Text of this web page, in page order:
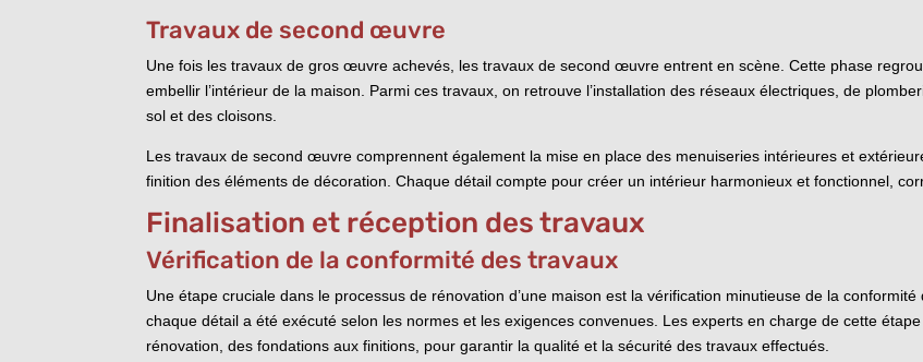
Travaux de second œuvre
Une fois les travaux de gros œuvre achevés, les travaux de second œuvre entrent en scène. Cette phase
embellir l’intérieur de la maison. Parmi ces travaux, on retrouve l’installation des réseaux électriques, de
sol et des cloisons.
Les travaux de second œuvre comprennent également la mise en place des menuiseries intérieures et
finition des éléments de décoration. Chaque détail compte pour créer un intérieur harmonieux et fonctionnel,
Finalisation et réception des travaux
Vérification de la conformité des travaux
Une étape cruciale dans le processus de rénovation d’une maison est la vérification minutieuse de la
chaque détail a été exécuté selon les normes et les exigences convenues. Les experts en charge de cette
rénovation, des fondations aux finitions, pour garantir la qualité et la sécurité des travaux effectués.